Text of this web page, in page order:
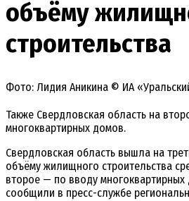
объёму
строительства
Фото: Лидия Аникина © ИА
Также Свердловская область на
многоквартирных домов.
Свердловская область вышла на
объёму жилищного строительства
второе — по вводу
сообщили в пресс-службе